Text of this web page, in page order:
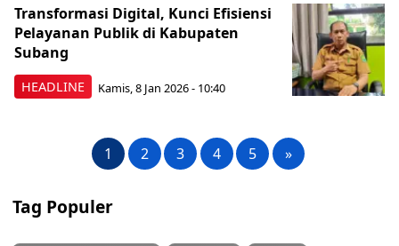
HEADLINE
Transformasi Digital, Kunci Efisiensi
Pelayanan Publik di Kabupaten
Subang
Kamis, 8 Jan 2026 - 10:40
1 2 3 4 5 »
Tag Populer